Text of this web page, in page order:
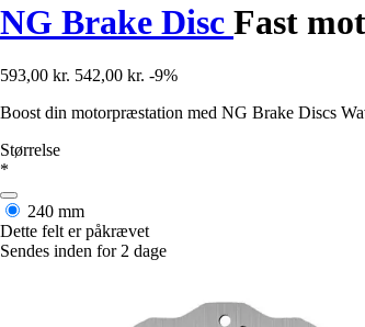
NG Brake Disc Fast
593,00 kr. 542,00 kr. -9%
Boost din motorpræstation med NG Brake Discs
Størrelse
*
240 mm
Dette felt er påkrævet
Sendes inden for 2 dage